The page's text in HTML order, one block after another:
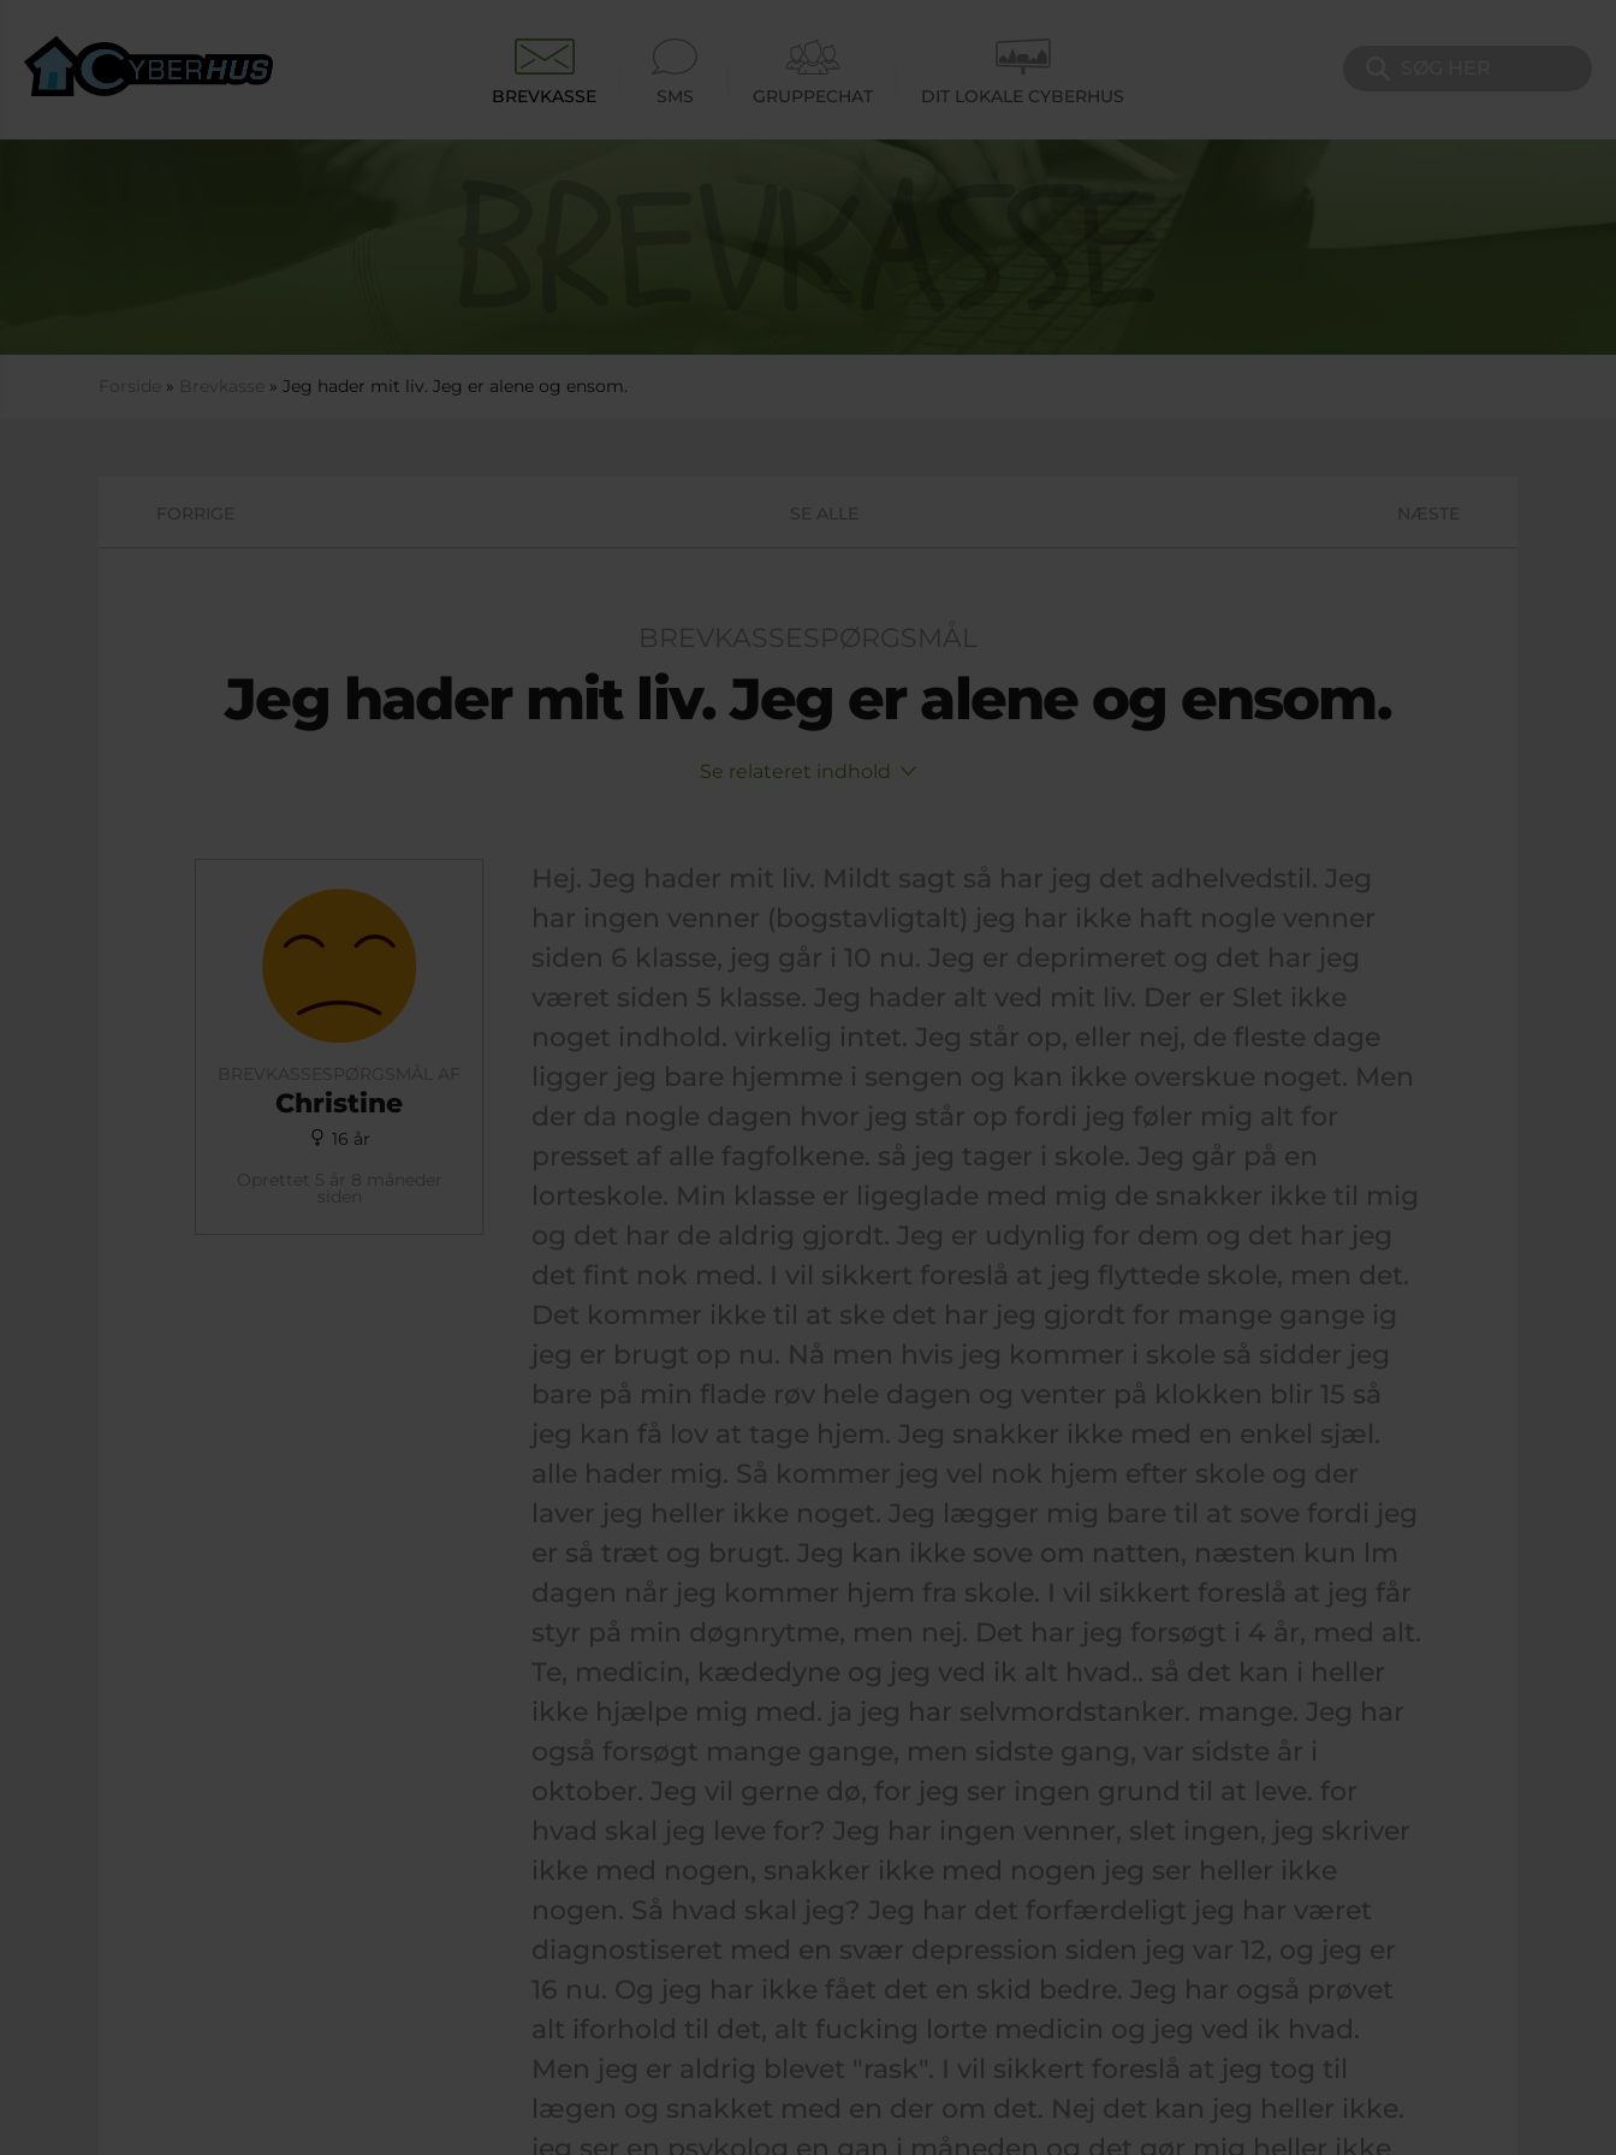
BREVKASSE SMS GRUPPECHAT DIT LOKALE CYBERHUS
Du er her
Forside » Brevkasse » Jeg hader mit liv. Jeg er alene og ensom.
FORRIGE SE ALLE NÆSTE
BREVKASSESPØRGSMÅL
Jeg hader mit liv. Jeg er alene og ensom.
Se relateret indhold
BREVKASSESPØRGSMÅL AF
Christine
16 år
Oprettet 5 år 8 måneder
siden
Hej. Jeg hader mit liv. Mildt sagt så har jeg det adhelvedstil. Jeg
har ingen venner (bogstavligtalt) jeg har ikke haft nogle venner
siden 6 klasse, jeg går i 10 nu. Jeg er deprimeret og det har jeg
været siden 5 klasse. Jeg hader alt ved mit liv. Der er Slet ikke
noget indhold. virkelig intet. Jeg står op, eller nej, de fleste dage
ligger jeg bare hjemme i sengen og kan ikke overskue noget. Men
der da nogle dagen hvor jeg står op fordi jeg føler mig alt for
presset af alle fagfolkene. så jeg tager i skole. Jeg går på en
lorteskole. Min klasse er ligeglade med mig de snakker ikke til mig
og det har de aldrig gjordt. Jeg er udynlig for dem og det har jeg
det fint nok med. I vil sikkert foreslå at jeg flyttede skole, men det.
Det kommer ikke til at ske det har jeg gjordt for mange gange ig
jeg er brugt op nu. Nå men hvis jeg kommer i skole så sidder jeg
bare på min flade røv hele dagen og venter på klokken blir 15 så
jeg kan få lov at tage hjem. Jeg snakker ikke med en enkel sjæl.
alle hader mig. Så kommer jeg vel nok hjem efter skole og der
laver jeg heller ikke noget. Jeg lægger mig bare til at sove fordi jeg
er så træt og brugt. Jeg kan ikke sove om natten, næsten kun lm
dagen når jeg kommer hjem fra skole. I vil sikkert foreslå at jeg får
styr på min døgnrytme, men nej. Det har jeg forsøgt i 4 år, med alt.
Te, medicin, kædedyne og jeg ved ik alt hvad.. så det kan i heller
ikke hjælpe mig med. ja jeg har selvmordstanker. mange. Jeg har
også forsøgt mange gange, men sidste gang, var sidste år i
oktober. Jeg vil gerne dø, for jeg ser ingen grund til at leve. for
hvad skal jeg leve for? Jeg har ingen venner, slet ingen, jeg skriver
ikke med nogen, snakker ikke med nogen jeg ser heller ikke
nogen. Så hvad skal jeg? Jeg har det forfærdeligt jeg har været
diagnostiseret med en svær depression siden jeg var 12, og jeg er
16 nu. Og jeg har ikke fået det en skid bedre. Jeg har også prøvet
alt iforhold til det, alt fucking lorte medicin og jeg ved ik hvad.
Men jeg er aldrig blevet "rask". I vil sikkert foreslå at jeg tog til
lægen og snakket med en der om det. Nej det kan jeg heller ikke.
jeg ser en psykolog en gan i måneden og det gør mig heller ikke